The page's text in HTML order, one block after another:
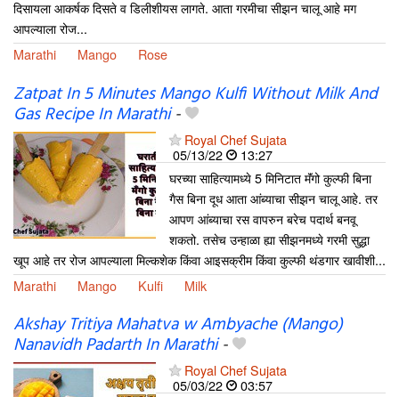
दिसायला आकर्षक दिसते व डिलीशीयस लागते. आता गरमीचा सीझन चालू आहे मग
आपल्याला रोज...
Marathi
Mango Rose
Zatpat In 5 Minutes Mango Kulfi Without Milk And
Gas Recipe In Marathi-
Royal Chef Sujata
05/13/22
13:27
घरच्या साहित्यामध्ये 5 मिनिटात मॅंगो कुल्फी बिना
गैस बिना दूध आता आंब्याचा सीझन चालू आहे. तर
आपण आंब्याचा रस वापरुन बरेच पदार्थ बनवू
शकतो. तसेच उन्हाळा ह्या सीझनमध्ये गरमी सुद्धा
खूप आहे तर रोज आपल्याला मिल्कशेक किंवा आइसक्रीम किंवा कुल्फी थंडगार खावीशी...
Marathi
Mango Kulfi Milk
Akshay Tritiya Mahatva w Ambyache (Mango)
Nanavidh Padarth In Marathi-
Royal Chef Sujata
05/03/22
03:57